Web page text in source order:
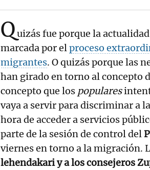
Quizás fue porque la
marcada por elproceso
migrantes. O quizás porque las
han girado en torno al concepto
concepto que los populares
vaya a servir para discriminar a
hora de acceder a servicios
parte de la sesión de control del
viernes en torno a la migración.
lehendakari y a los consejeros